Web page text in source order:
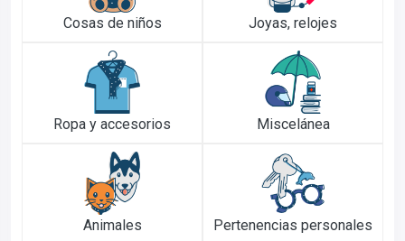
Cosas de niños Joyas, relojes
Ropa y accesorios Miscelánea
Animales Pertenencias personales